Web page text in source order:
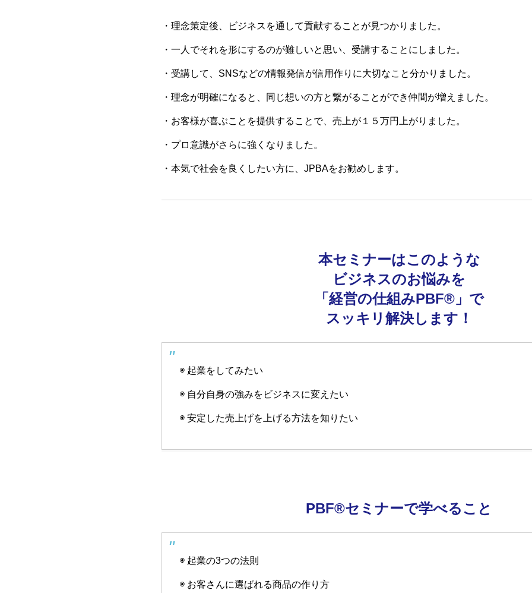
・理念策定後、ビジネスを通して貢献することが見つかりました。
・一人でそれを形にするのが難しいと思い、受講することにしました。
・受講して、SNSなどの情報発信が信用作りに大切なこと分かりました。
・理念が明確になると、同じ想いの方と繋がることができ仲間が増えました。
・お客様が喜ぶことを提供することで、売上が１５万円上がりました。
・プロ意識がさらに強くなりました。
・本気で社会を良くしたい方に、JPBAをお勧めします。
本セミナーはこのような
ビジネスのお悩みを
「経営の仕組みPBF®」で
スッキリ解決します！
◉ 起業をしてみたい
◉ 自分自身の強みをビジネスに変えたい
◉ 安定した売上げを上げる方法を知りたい
PBF®セミナーで学べること
◉ 起業の3つの法則
◉ お客さんに選ばれる商品の作り方